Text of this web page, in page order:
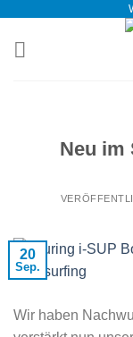
springen
Neu im
20
Sep.
Wir haben